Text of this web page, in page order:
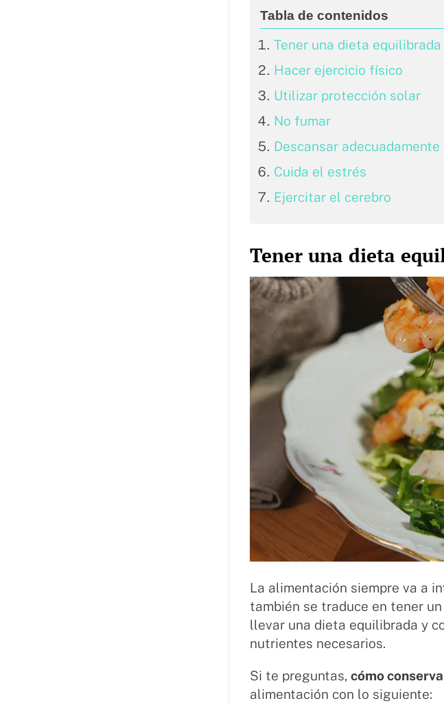
Tener una dieta equilibrada
Hacer ejercicio físico
Utilizar protección solar
No fumar
Descansar adecuadamente
Cuida el estrés
Ejercitar el cerebro
Tener una dieta
La alimentación siempre va a
también se traduce en tener
llevar una dieta equilibrada y
nutrientes necesarios.
Si te preguntas,cómo
alimentación con lo siguiente: